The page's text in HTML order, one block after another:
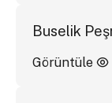
Buselik
Görüntüle